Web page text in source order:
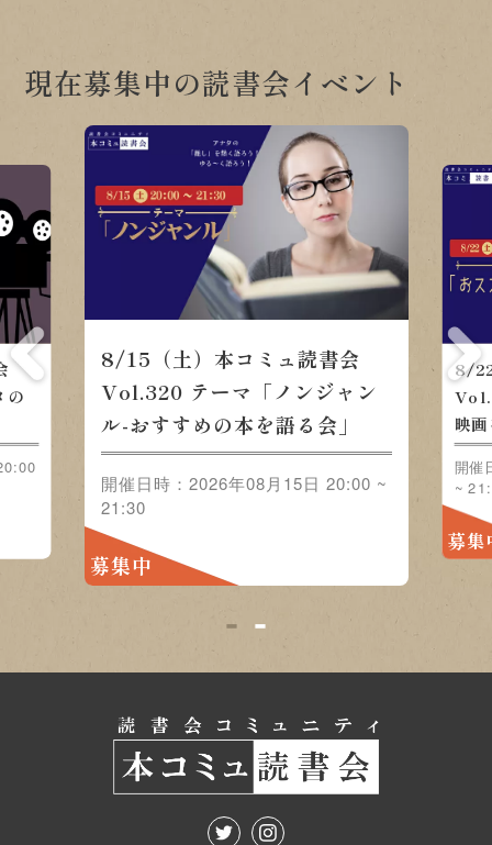
現在募集中の読書会イベント
の
8/15（土）本コミュ読書会
Vol.320 テーマ「ノンジャン
ル-おすすめの本を語る会」
開催日時：2026年08月15日 20:00 ~
21:30
募集中
8/
映
開催
~
募集
1 2